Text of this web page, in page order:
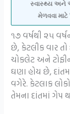
સ્વાસ્થ્ય અને
મેળવવા
૧૭ વર્ષથી ૨૫
છે, કેટલીક વાર
ચોકલેટ અને
ઘણા હોય છે,
વગેરે. કેટલાક
તેમના દાંતમાં ગેપ